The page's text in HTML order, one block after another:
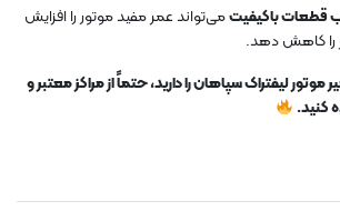
قطعات باکیفیتمی‌تواند عمر مفید موتور را افزایش
را کاهش دهد.
لیفتراک سپاهان را دارید، حتماً از مراکز معتبر و
کنید.